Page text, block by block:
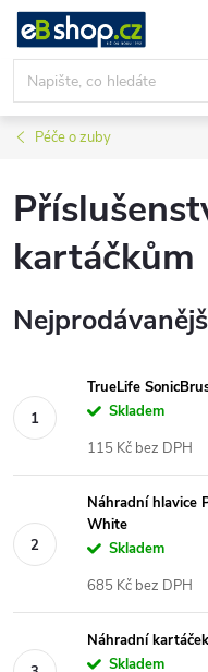
Přejít
obsah
Péče o zuby
kartáčkům
TrueLife
Skladem
115 Kč bez DPH
Náhradní hlavice
White
Skladem
685 Kč bez DPH
Náhradní
Skladem